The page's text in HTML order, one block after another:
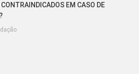
EM CASO DE